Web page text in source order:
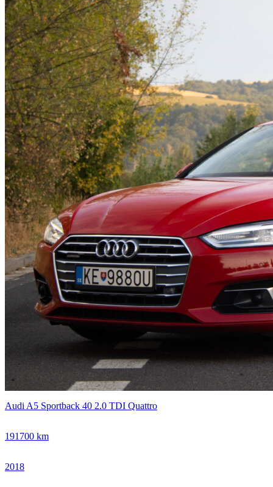
Audi A5 Sportback 40 2.0 TDI Quattro
191700 km
2018